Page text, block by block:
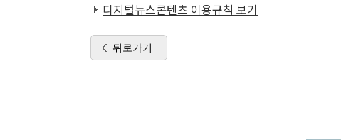
디지털뉴스콘텐츠 이용규칙 보기
뒤로가기